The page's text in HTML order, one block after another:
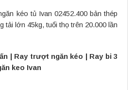
kéo tủ Ivan 02452.400 bản thép
tải lớn 45kg, tuổi thọ trên 20.000 lần
Ray trượt ngăn kéo
Ray bi 3
keo Ivan